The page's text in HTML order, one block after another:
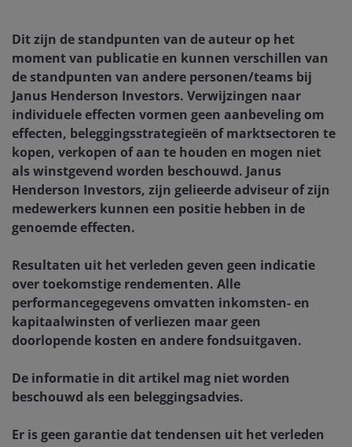
Dit zijn de standpunten van de auteur op het
moment van publicatie en kunnen verschillen van
de standpunten van andere personen/teams bij
Janus Henderson Investors. Verwijzingen naar
individuele effecten vormen geen aanbeveling om
effecten, beleggingsstrategieën of marktsectoren te
kopen, verkopen of aan te houden en mogen niet
als winstgevend worden beschouwd. Janus
Henderson Investors, zijn gelieerde adviseur of zijn
medewerkers kunnen een positie hebben in de
genoemde effecten.
Resultaten uit het verleden geven geen indicatie
over toekomstige rendementen. Alle
performancegegevens omvatten inkomsten- en
kapitaalwinsten of verliezen maar geen
doorlopende kosten en andere fondsuitgaven.
De informatie in dit artikel mag niet worden
beschouwd als een beleggingsadvies.
Er is geen garantie dat tendensen uit het verleden